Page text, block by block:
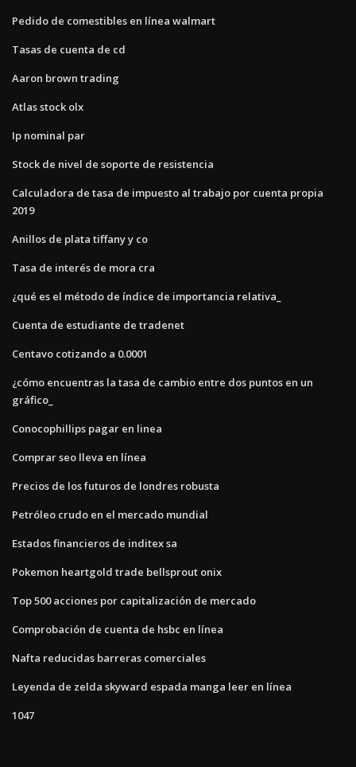
Pedido de comestibles en línea walmart
Tasas de cuenta de cd
Aaron brown trading
Atlas stock olx
Ip nominal par
Stock de nivel de soporte de resistencia
Calculadora de tasa de impuesto al trabajo por cuenta propia
2019
Anillos de plata tiffany y co
Tasa de interés de mora cra
¿qué es el método de índice de importancia relativa_
Cuenta de estudiante de tradenet
Centavo cotizando a 0.0001
¿cómo encuentras la tasa de cambio entre dos puntos en un
gráfico_
Conocophillips pagar en linea
Comprar seo lleva en línea
Precios de los futuros de londres robusta
Petróleo crudo en el mercado mundial
Estados financieros de inditex sa
Pokemon heartgold trade bellsprout onix
Top 500 acciones por capitalización de mercado
Comprobación de cuenta de hsbc en línea
Nafta reducidas barreras comerciales
Leyenda de zelda skyward espada manga leer en línea
1047